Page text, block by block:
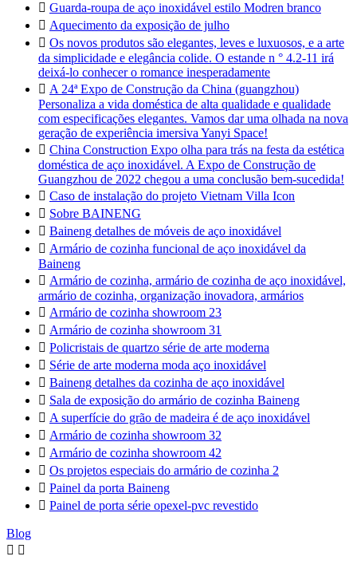
 Guarda-roupa de aço inoxidável estilo Modren branco
 Aquecimento da exposição de julho
 Os novos produtos são elegantes, leves e luxuosos, e a arte
da simplicidade e elegância colide. O estande n ° 4.2-11 irá
deixá-lo conhecer o romance inesperadamente
 A 24ª Expo de Construção da China (guangzhou)
Personaliza a vida doméstica de alta qualidade e qualidade
com especificações elegantes. Vamos dar uma olhada na nova
geração de experiência imersiva Yanyi Space!
 China Construction Expo olha para trás na festa da estética
doméstica de aço inoxidável. A Expo de Construção de
Guangzhou de 2022 chegou a uma conclusão bem-sucedida!
 Caso de instalação do projeto Vietnam Villa Icon
 Sobre BAINENG
 Baineng detalhes de móveis de aço inoxidável
 Armário de cozinha funcional de aço inoxidável da
Baineng
 Armário de cozinha, armário de cozinha de aço inoxidável,
armário de cozinha, organização inovadora, armários
 Armário de cozinha showroom 23
 Armário de cozinha showroom 31
 Policristais de quartzo série de arte moderna
 Série de arte moderna moda aço inoxidável
 Baineng detalhes da cozinha de aço inoxidável
 Sala de exposição do armário de cozinha Baineng
 A superfície do grão de madeira é de aço inoxidável
 Armário de cozinha showroom 32
 Armário de cozinha showroom 42
 Os projetos especiais do armário de cozinha 2
 Painel da porta Baineng
 Painel de porta série opexel-pvc revestido
Blog
 